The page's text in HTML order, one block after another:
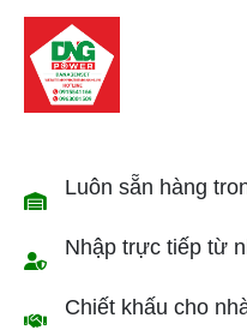
Luôn sẵn hàng
Nhập trực tiếp từ
Chiết khấu cho